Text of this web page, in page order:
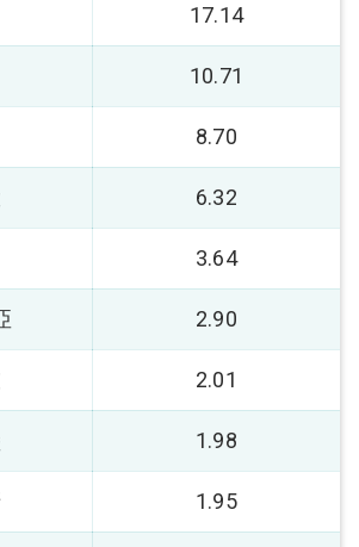
17.14
10.71
8.70
6.32
3.64
2.90
2.01
1.98
1.95